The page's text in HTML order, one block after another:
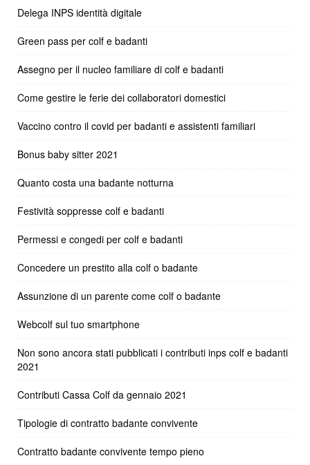
Delega INPS identità digitale
Green pass per colf e badanti
Assegno per il nucleo familiare di colf e badanti
Come gestire le ferie dei collaboratori domestici
Vaccino contro il covid per badanti e assistenti familiari
Bonus baby sitter 2021
Quanto costa una badante notturna
Festività soppresse colf e badanti
Permessi e congedi per colf e badanti
Concedere un prestito alla colf o badante
Assunzione di un parente come colf o badante
Webcolf sul tuo smartphone
Non sono ancora stati pubblicati i contributi inps colf e badanti
2021
Contributi Cassa Colf da gennaio 2021
Tipologie di contratto badante convivente
Contratto badante convivente tempo pieno